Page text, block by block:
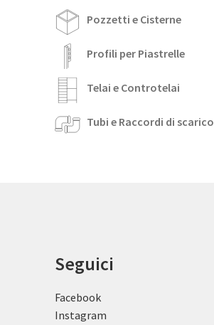
Pozzetti e Cisterne
Profili per Piastrelle
Telai e Controtelai
Tubi e Raccordi di scarico
Seguici
Facebook
Instagram